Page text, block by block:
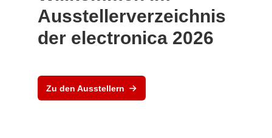
Ausstellerverzeichnis
der electronica 2026
Zu den Ausstellern